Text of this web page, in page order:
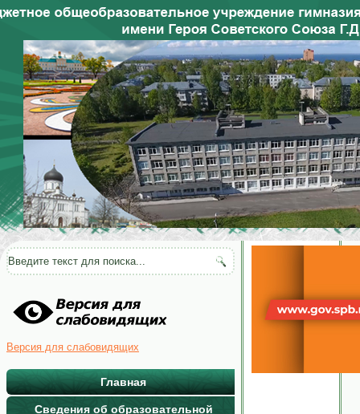
Версия для слабовидящих
Главная
Сведения об образовательной